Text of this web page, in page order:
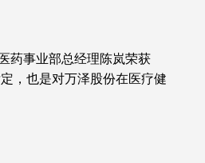
药事业部总经理陈岚荣获
，也是对万泽股份在医疗健